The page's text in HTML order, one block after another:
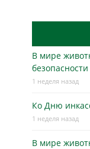
В мире
безопасности
1 неделя назад
Ко Дню
1 неделя назад
В мире